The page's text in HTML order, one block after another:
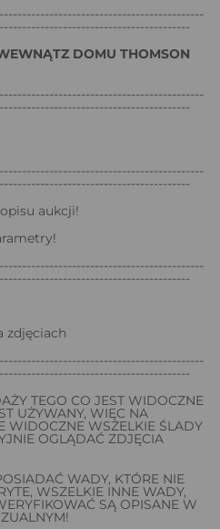
DOMU THOMSON
aukcji!
zdjęciach
TEGO CO JEST WIDOCZNE
UŻYWANY, WIĘC NA
WIDOCZNE WSZELKIE ŚLADY
OGLĄDAĆ ZDJĘCIA
WADY, KTÓRE NIE
WSZELKIE INNE WADY,
SĄ OPISANE W